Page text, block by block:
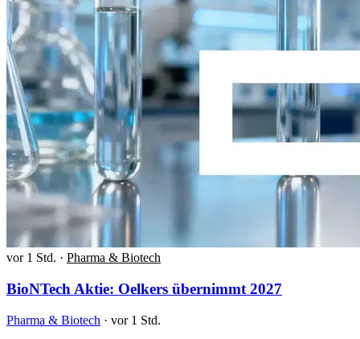
vor 1 Std. · Pharma & Biotech
BioNTech Aktie: Oelkers übernimmt 2027
Pharma & Biotech · vor 1 Std.